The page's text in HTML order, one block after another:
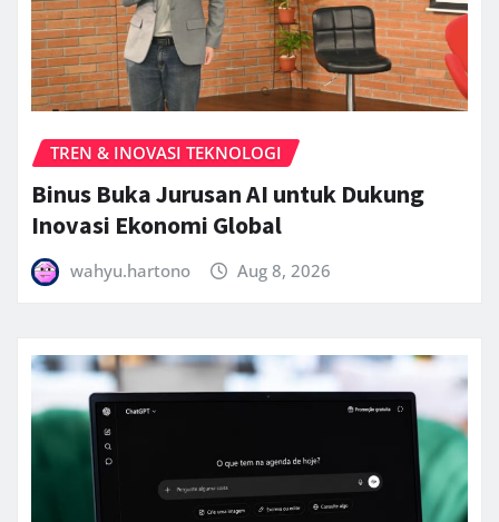
TREN & INOVASI TEKNOLOGI
Binus Buka Jurusan AI untuk Dukung
Inovasi Ekonomi Global
wahyu.hartono Aug 8, 2026